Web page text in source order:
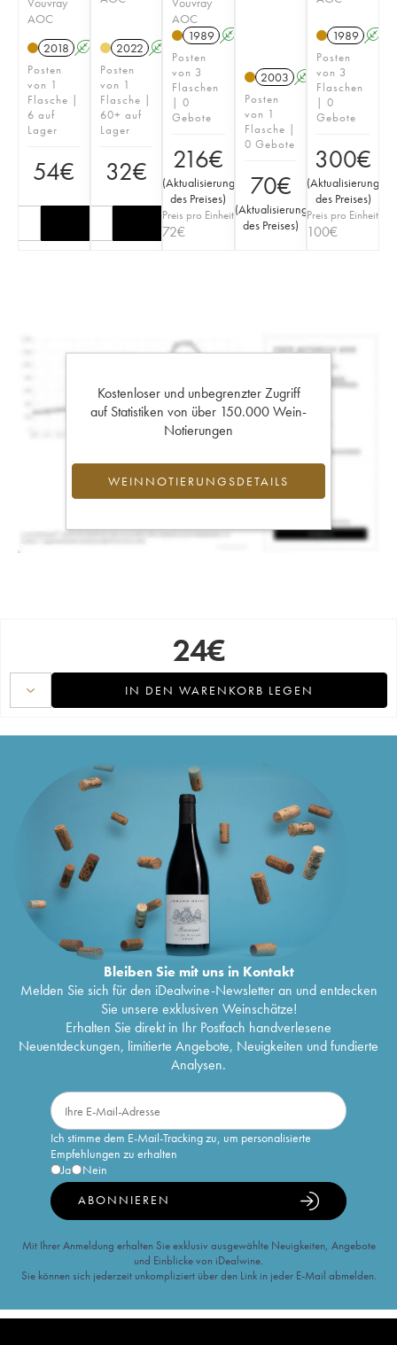
AOC
2018 A S
Posten
von 1
Flasche |
6 auf
Lager
54€
2022 A
Posten
von 1
Flasche |
60+ auf
Lager
32€
AOC
1989 A
Posten
von 3
Flaschen
| 0
Gebote
216€
(Aktualisierung
des Preises)
Preis pro Einheit
72€
2003 A S
Posten
von 1
Flasche |
0 Gebote
70€
(Aktualisierung
des Preises)
1989 A
Posten
von 3
Flaschen
| 0
Gebote
300€
(Aktualisierung
des Preises)
Preis pro Einheit
100€
Kostenloser und unbegrenzter Zugriff
auf Statistiken von über 150.000 Wein-
Notierungen
WEINNOTIERUNGSDETAILS
24€
IN DEN WARENKORB LEGEN
Bleiben Sie mit uns in Kontakt
Melden Sie sich für den iDealwine-Newsletter an und entdecken
Sie unsere exklusiven Weinschätze!
Erhalten Sie direkt in Ihr Postfach handverlesene
Neuentdeckungen, limitierte Angebote, Neuigkeiten und fundierte
Analysen.
Ich stimme dem E-Mail-Tracking zu, um personalisierte
Empfehlungen zu erhalten
Ja
Nein
ABONNIEREN
Mit Ihrer Anmeldung erhalten Sie exklusiv ausgewählte Neuigkeiten, Angebote
und Einblicke von iDealwine.
Sie können sich jederzeit unkompliziert über den Link in jeder E-Mail abmelden.